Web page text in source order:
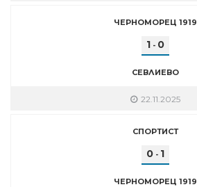
ЧЕРНОМОРЕЦ 1919
1 - 0
СЕВЛИЕВО
22.11.2025
СПОРТИСТ
0 - 1
ЧЕРНОМОРЕЦ 1919